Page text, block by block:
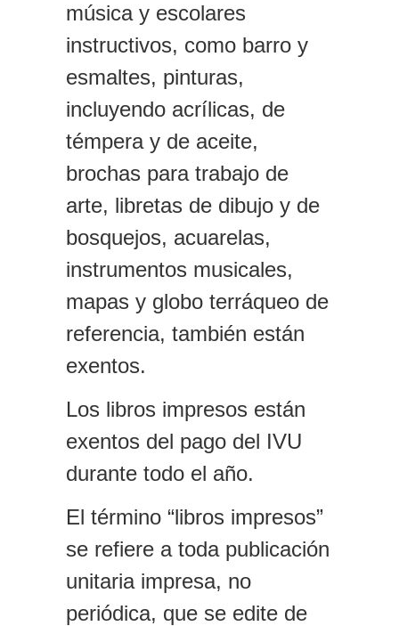
música y escolares
instructivos, como barro y
esmaltes, pinturas,
incluyendo acrílicas, de
témpera y de aceite,
brochas para trabajo de
arte, libretas de dibujo y de
bosquejos, acuarelas,
instrumentos musicales,
mapas y globo terráqueo de
referencia, también están
exentos.
Los libros impresos están
exentos del pago del IVU
durante todo el año.
El término “libros impresos”
se refiere a toda publicación
unitaria impresa, no
periódica, que se edite de